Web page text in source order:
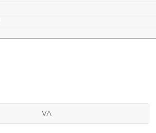
VA